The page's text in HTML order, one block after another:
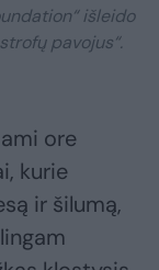
išleido
pavojus“.
ore
kurie
ir šilumą,